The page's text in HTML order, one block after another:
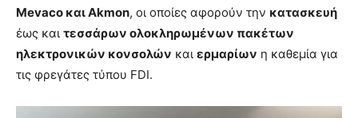
Mevaco και Akmon, οι οποίες αφορούν την κατασκευή
έως και τεσσάρων ολοκληρωμένων πακέτων
ηλεκτρονικών κονσολών και ερμαρίων η καθεμία για
τις φρεγάτες τύπου FDI.